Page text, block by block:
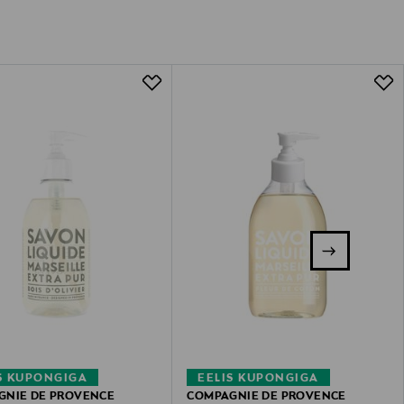
KUPONGIGA
DE PROVENCE
EELIS KUPONGIGA
COMPAGNIE DE PROVENCE